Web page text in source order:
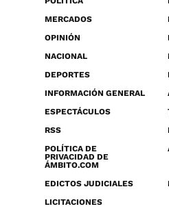
MERCADOS
OPINIÓN
NACIONAL
DEPORTES
INFORMACIÓN GENERAL
ESPECTÁCULOS
RSS
POLÍTICA DE
PRIVACIDAD DE
ÁMBITO.COM
EDICTOS JUDICIALES
LICITACIONES